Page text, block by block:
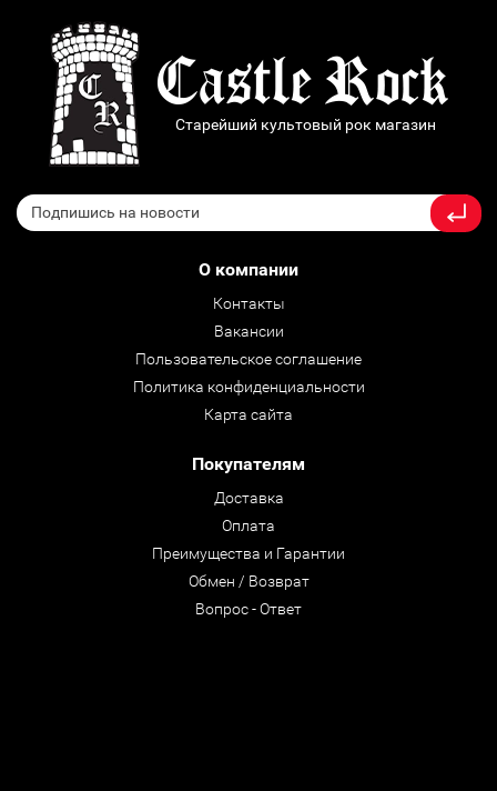
Старейший культовый рок магазин
О компании
Контакты
Вакансии
Пользовательское соглашение
Политика конфиденциальности
Карта сайта
Покупателям
Доставка
Оплата
Преимущества и Гарантии
Обмен / Возврат
Вопрос - Ответ